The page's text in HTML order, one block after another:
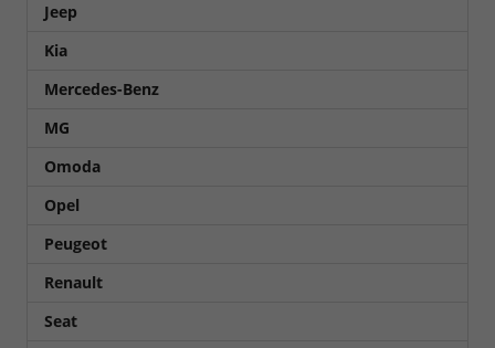
Jeep
Kia
Mercedes-Benz
MG
Omoda
Opel
Peugeot
Renault
Seat